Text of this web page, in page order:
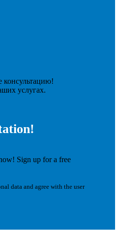
консультацию!
услугах.
Sign up for a free
data and agree with the user